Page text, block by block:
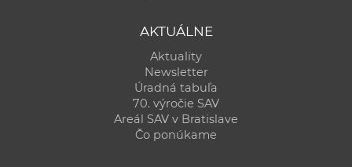
AKTUÁLNE
Aktuality
Newsletter
Úradná tabuľa
70. výročie SAV
Areál SAV v Bratislave
Čo ponúkame